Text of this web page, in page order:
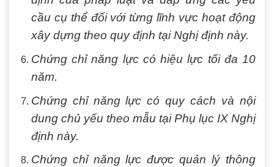
cầu cụ thể đối với từng lĩnh vực hoạt động
xây dựng theo quy định tại Nghị định này.
Chứng chỉ năng lực có hiệu lực tối đa 10
năm.
Chứng chỉ năng lực có quy cách và nội
dung chủ yếu theo mẫu tại Phụ lục IX Nghị
định này.
Chứng chỉ năng lực được quản lý thông